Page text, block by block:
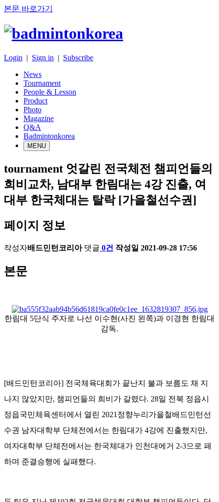
본문 바로가기
Login | Sign in | Subscribe
News
Tournament
People & Lesson
Product
Photo
Magazine
Q&A
Badmintonkorea
MENU
tournament 엇갈린 전국체전 챔피언들의
희비교차, 남대부 한림대는 4강 진출, 여
대부 한국체대는 탈락 [가을철선수권]
페이지 정보
작성자배드민턴코리아 댓글 0건 작성일 2021-09-28 17:56
본문
한림대 5단식 주자로 나선 이수현(사진 왼쪽)과 이경현 한림대
감독.
[배드민턴코리아] 전국체육대회가 끝난지 불과 보름도 채 지
나지 않았지만, 챔피언들의 희비가 갈렸다. 28일 전북 정읍시
정읍국민체육센터에서 열린 2021정향누리가을철배드민턴선
수권 남자대학부 단체전에서는 한림대가 4강에 진출했지만,
여자대학부 단체전에서는 한국체대가 인천대에거 2-3으로 패
하며 준결승행에 실패했다.